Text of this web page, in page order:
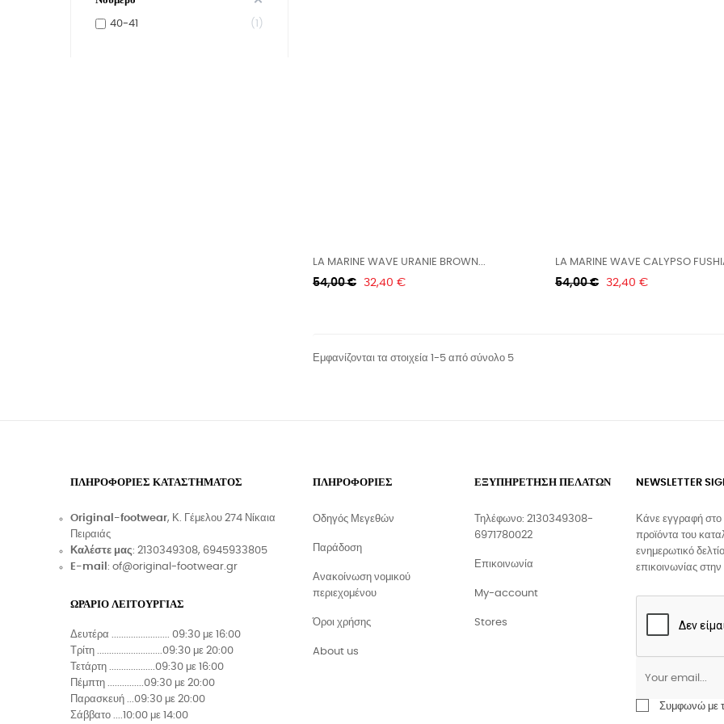
40-41 1
LA MARINE WAVE URANIE BROWN...
Κανονική
54,00 € Τιμή
32,40 €
LA MARINE WAVE CALYPSO
Κανονική
54,00 € Τιμή
32,40 €
Εμφανίζονται τα στοιχεία 1-5 από σύνολο 5
ΠΛΗΡΟΦΟΡΊΕΣ ΚΑΤΑΣΤΉΜΑΤΟΣ
Original-footwear, Κ. Γέμελου 274 Νίκαια
Πειραιάς
Καλέστε μας: 2130349308, 6945933805
E-mail : of@original-footwear.gr
ΩΡΑΡΙΟ ΛΕΙΤΟΥΡΓΙΑΣ
Δευτέρα ........................ 09:30 με 16:00
Τρίτη ...........................09:30 με 20:00
Τετάρτη ...................09:30 με 16:00
Πέμπτη ...............09:30 με 20:00
Παρασκευή ...09:30 με 20:00
Σάββατο ....10:00 με 14:00
ΠΛΗΡΟΦΟΡΙΕΣ
Οδηγός Μεγεθών
Παράδοση
Ανακοίνωση νομικού
περιεχομένου
Όροι χρήσης
About us
ΕΞΥΠΗΡΕΤΗΣΗ ΠΕΛΑΤΩΝ
Τηλέφωνο: 2130349308-
6971780022
Επικοινωνία
My-account
Stores
NEWSLETTER
Κάνε εγγραφή στο
προϊόντα του
ενημερωτικό
επικοινωνίας
Συμφωνώ με